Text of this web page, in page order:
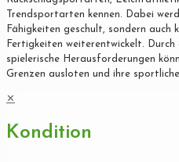
Trendsportarten kennen. Dabei
Fähigkeiten geschult, sondern
Fertigkeiten weiterentwickelt. Durch
spielerische Herausforderungen
Grenzen ausloten und ihre
✕
Kondition